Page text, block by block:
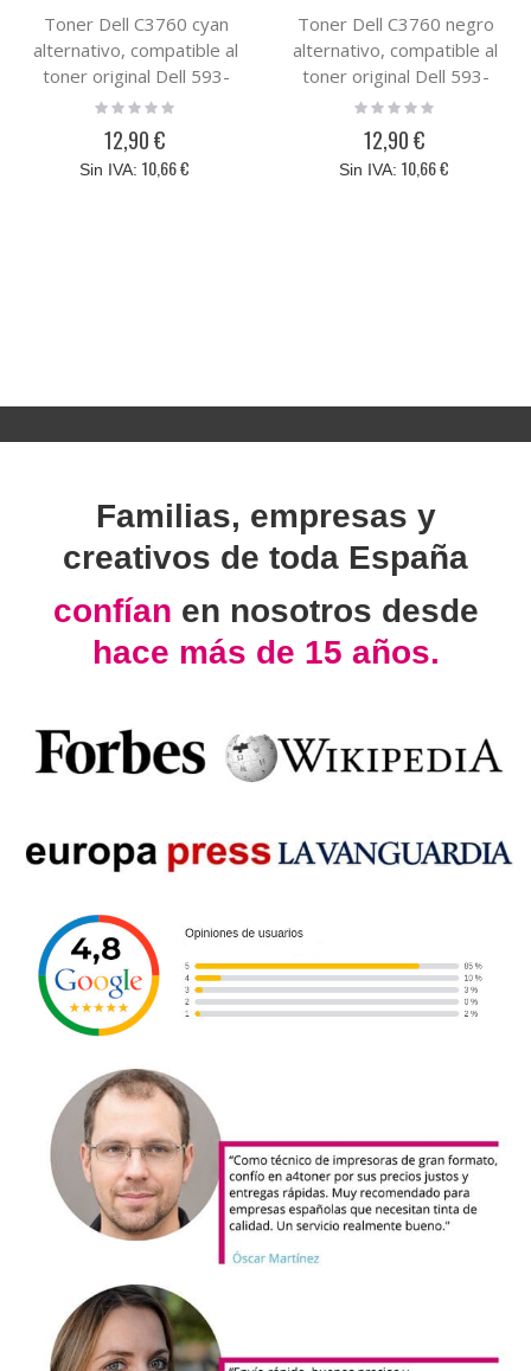
Toner Dell C3760 cyan
alternativo, compatible al
toner original Dell 593-
11122 / 1M4KP
Rating:
12,90 €
10,66 €
Toner Dell C3760 negro
alternativo, compatible al
toner original Dell 593-
11119
Rating:
12,90 €
10,66 €
Familias, empresas y
creativos de toda España
confían en nosotros desde
hace más de 15 años.